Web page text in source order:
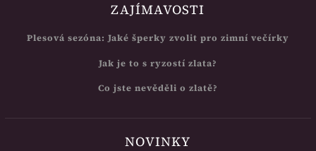
ZAJÍMAVOSTI
Plesová sezóna: Jaké šperky zvolit pro zimní večírky
Jak je to s ryzostí zlata?
Co jste nevěděli o zlatě?
NOVINKY